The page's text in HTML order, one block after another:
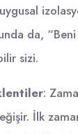
da,
sizi.
:
İlk